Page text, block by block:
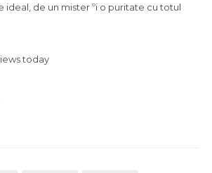
ideal, de un mister ºi o puritate cu totul
views today